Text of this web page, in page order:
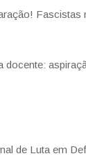
de Luta em